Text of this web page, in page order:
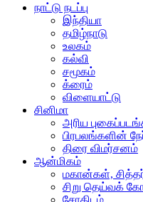
நாட்டு நடப்பு
இந்தியா
தமிழ்நாடு
உலகம்
கல்வி
சமூகம்
க்ரைம்
விளையாட்டு
சினிமா
அரிய
பிரபலங்களின்
திரை விமர்சனம்
ஆன்மிகம்
மகான்கள்,
சிறு தெய்வக்
சோதிடம்